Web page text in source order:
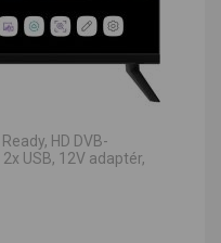
HD DVB-
USB, 12V adaptér,